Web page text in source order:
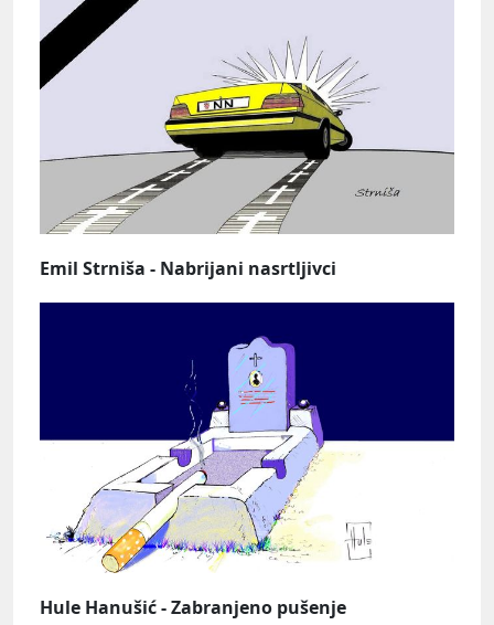
Emil Strniša - Nabrijani nasrtljivci
Hule Hanušić - Zabranjeno pušenje